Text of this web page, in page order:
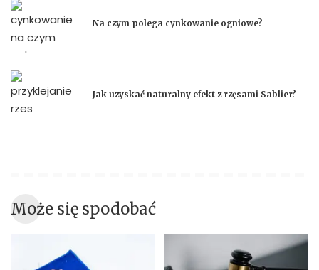
Na czym polega cynkowanie ogniowe?
Jak uzyskać naturalny efekt z rzęsami Sablier?
Może się spodobać